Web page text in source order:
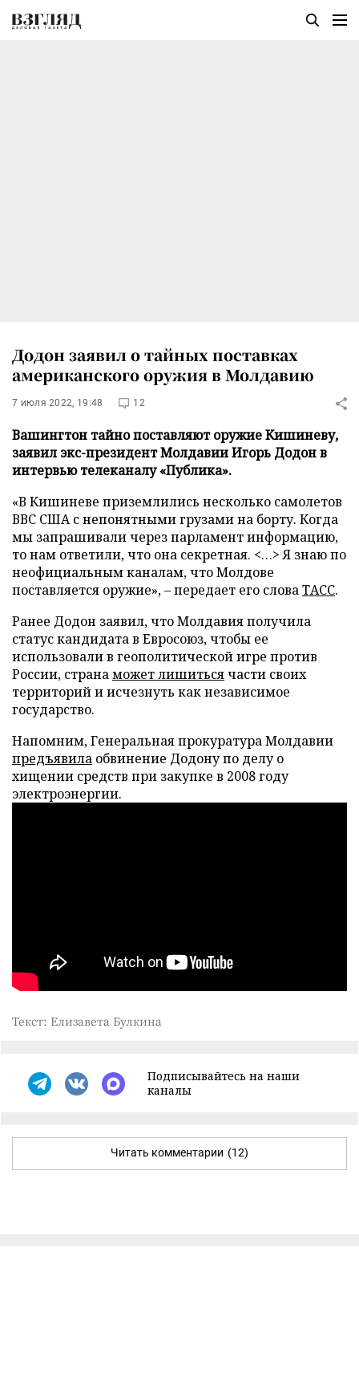
Додон заявил о тайных поставках
американского оружия в Молдавию
7 июля 2022, 19:48 12
Вашингтон тайно поставляют оружие Кишиневу,
заявил экс-президент Молдавии Игорь Додон в
интервью телеканалу «Публика».
«В Кишиневе приземлились несколько самолетов
ВВС США с непонятными грузами на борту. Когда
мы запрашивали через парламент информацию,
то нам ответили, что она секретная. <…> Я знаю по
неофициальным каналам, что Молдове
поставляется оружие», – передает его словаТАСС.
Ранее Додон заявил, что Молдавия получила
статус кандидата в Евросоюз, чтобы ее
использовали в геополитической игре против
России, странаможет лишитьсячасти своих
территорий и исчезнуть как независимое
государство.
Напомним, Генеральная прокуратура Молдавии
предъявила обвинение Додону по делу о
хищении средств при закупке в 2008 году
электроэнергии.
Текст: Елизавета Булкина
Подписывайтесь на наши
каналы
Читать комментарии (12)